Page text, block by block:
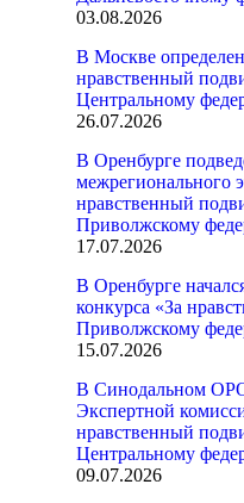
03.08.2026
В Москве
нравственный
Центральному
26.07.2026
В Оренбурге
межрегионального
нравственный
Приволжскому
17.07.2026
В Оренбурге
конкурса «За
Приволжскому
15.07.2026
В Синодальном
Экспертной
нравственный
Центральному
09.07.2026